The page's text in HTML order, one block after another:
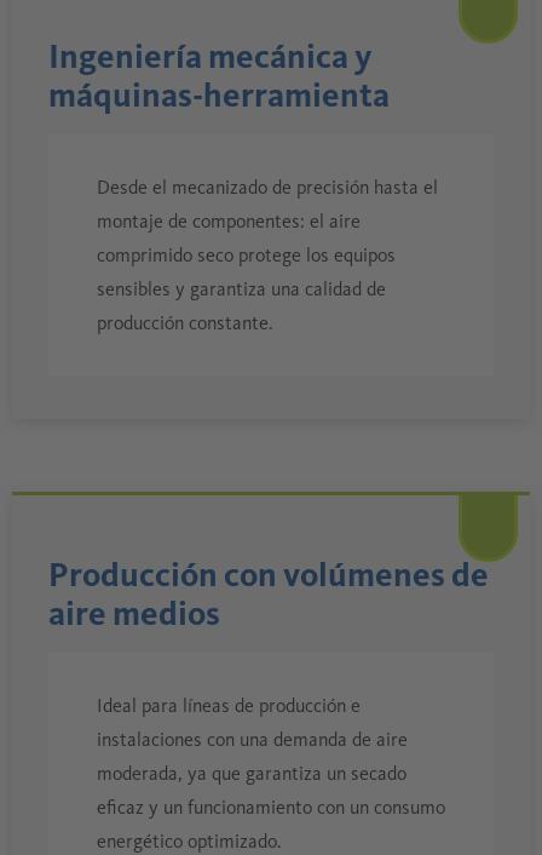
Ingeniería mecánica y
máquinas-herramienta
Desde el mecanizado de precisión hasta el
montaje de componentes: el aire
comprimido seco protege los equipos
sensibles y garantiza una calidad de
producción constante.
Producción con volúmenes de
aire medios
Ideal para líneas de producción e
instalaciones con una demanda de aire
moderada, ya que garantiza un secado
eficaz y un funcionamiento con un consumo
energético optimizado.